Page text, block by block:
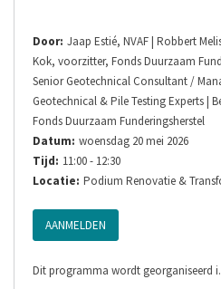
Door: Jaap Estié, NVAF | Robbert
Kok, voorzitter, Fonds Duurzaam
Senior Geotechnical Consultant /
Geotechnical & Pile Testing Experts |
Fonds Duurzaam Funderingsherstel
Datum: woensdag 20 mei 2026
Tijd: 11:00 - 12:30
Locatie: Podium Renovatie &
AANMELDEN
Dit programma wordt georganiseerd